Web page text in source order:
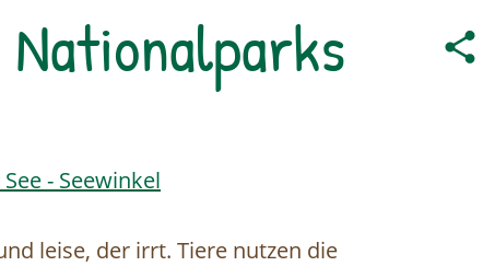
- Seewinkel
leise, der irrt. Tiere nutzen die